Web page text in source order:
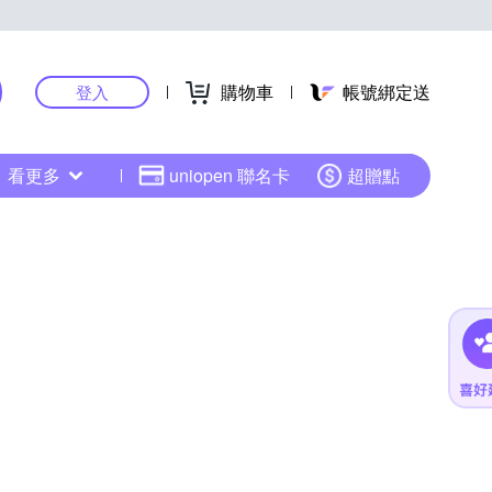
登入 購物車 帳號綁定送
看更多 uniopen 聯名卡 超贈點